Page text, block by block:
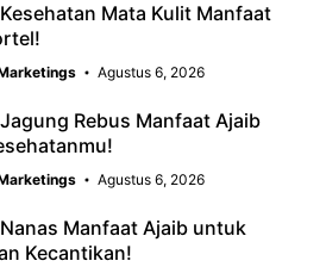
Mata Kulit Manfaat
Agustus 6, 2026
Rebus Manfaat Ajaib
Agustus 6, 2026
Manfaat Ajaib untuk
Kecantikan!